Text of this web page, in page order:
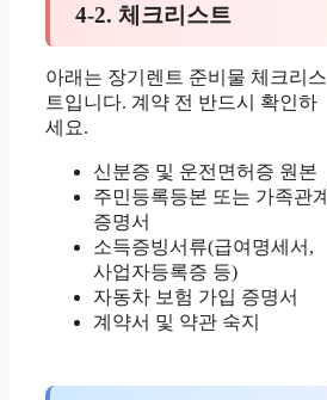
4-2. 체크리스트
아래는 장기렌트 준비물 체크리스
트입니다. 계약 전 반드시 확인하
세요.
신분증 및 운전면허증 원본
주민등록등본 또는 가족관계
증명서
소득증빙서류(급여명세서,
사업자등록증 등)
자동차 보험 가입 증명서
계약서 및 약관 숙지